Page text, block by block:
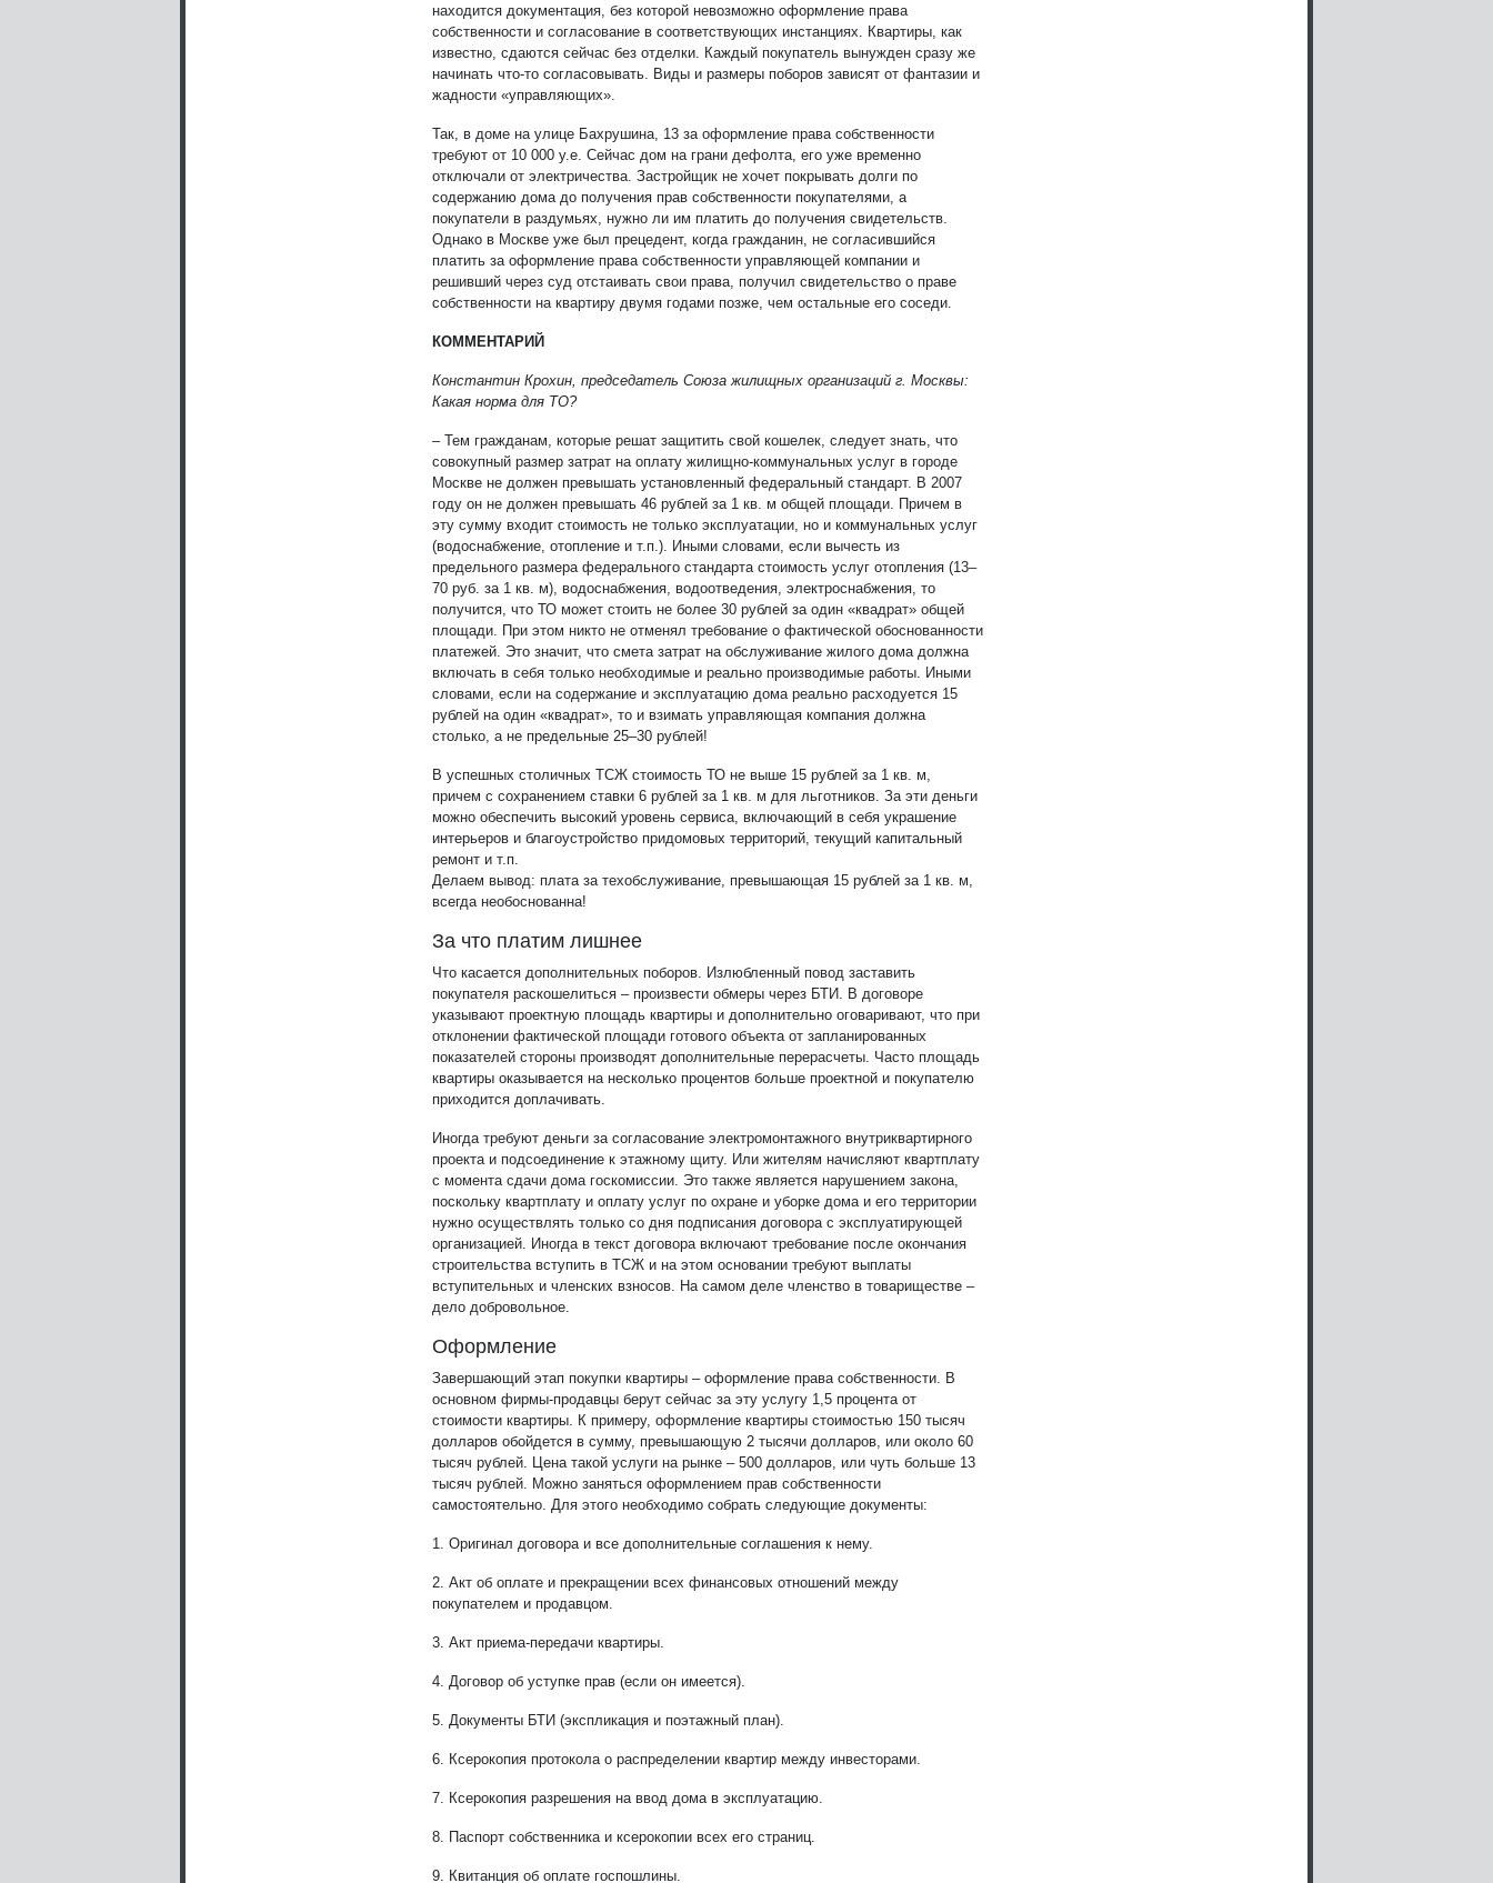
находится документация, без которой невозможно оформление права
собственности и согласование в соответствующих инстанциях. Квартиры, как
известно, сдаются сейчас без отделки. Каждый покупатель вынужден сразу же
начинать что-то согласовывать. Виды и размеры поборов зависят от фантазии и
жадности «управляющих».
Так, в доме на улице Бахрушина, 13 за оформление права собственности
требуют от 10 000 у.е. Сейчас дом на грани дефолта, его уже временно
отключали от электричества. Застройщик не хочет покрывать долги по
содержанию дома до получения прав собственности покупателями, а
покупатели в раздумьях, нужно ли им платить до получения свидетельств.
Однако в Москве уже был прецедент, когда гражданин, не согласившийся
платить за оформление права собственности управляющей компании и
решивший через суд отстаивать свои права, получил свидетельство о праве
собственности на квартиру двумя годами позже, чем остальные его соседи.
КОММЕНТАРИЙ
Константин Крохин, председатель Союза жилищных организаций г. Москвы:
Какая норма для ТО?
– Тем гражданам, которые решат защитить свой кошелек, следует знать, что
совокупный размер затрат на оплату жилищно-коммунальных услуг в городе
Москве не должен превышать установленный федеральный стандарт. В 2007
году он не должен превышать 46 рублей за 1 кв. м общей площади. Причем в
эту сумму входит стоимость не только эксплуатации, но и коммунальных услуг
(водоснабжение, отопление и т.п.). Иными словами, если вычесть из
предельного размера федерального стандарта стоимость услуг отопления (13–
70 руб. за 1 кв. м), водоснабжения, водоотведения, электроснабжения, то
получится, что ТО может стоить не более 30 рублей за один «квадрат» общей
площади. При этом никто не отменял требование о фактической обоснованности
платежей. Это значит, что смета затрат на обслуживание жилого дома должна
включать в себя только необходимые и реально производимые работы. Иными
словами, если на содержание и эксплуатацию дома реально расходуется 15
рублей на один «квадрат», то и взимать управляющая компания должна
столько, а не предельные 25–30 рублей!
В успешных столичных ТСЖ стоимость ТО не выше 15 рублей за 1 кв. м,
причем с сохранением ставки 6 рублей за 1 кв. м для льготников. За эти деньги
можно обеспечить высокий уровень сервиса, включающий в себя украшение
интерьеров и благоустройство придомовых территорий, текущий капитальный
ремонт и т.п.
Делаем вывод: плата за техобслуживание, превышающая 15 рублей за 1 кв. м,
всегда необоснованна!
За что платим лишнее
Что касается дополнительных поборов. Излюбленный повод заставить
покупателя раскошелиться – произвести обмеры через БТИ. В договоре
указывают проектную площадь квартиры и дополнительно оговаривают, что при
отклонении фактической площади готового объекта от запланированных
показателей стороны производят дополнительные перерасчеты. Часто площадь
квартиры оказывается на несколько процентов больше проектной и покупателю
приходится доплачивать.
Иногда требуют деньги за согласование электромонтажного внутриквартирного
проекта и подсоединение к этажному щиту. Или жителям начисляют квартплату
с момента сдачи дома госкомиссии. Это также является нарушением закона,
поскольку квартплату и оплату услуг по охране и уборке дома и его территории
нужно осуществлять только со дня подписания договора с эксплуатирующей
организацией. Иногда в текст договора включают требование после окончания
строительства вступить в ТСЖ и на этом основании требуют выплаты
вступительных и членских взносов. На самом деле членство в товариществе –
дело добровольное.
Оформление
Завершающий этап покупки квартиры – оформление права собственности. В
основном фирмы-продавцы берут сейчас за эту услугу 1,5 процента от
стоимости квартиры. К примеру, оформление квартиры стоимостью 150 тысяч
долларов обойдется в сумму, превышающую 2 тысячи долларов, или около 60
тысяч рублей. Цена такой услуги на рынке – 500 долларов, или чуть больше 13
тысяч рублей. Можно заняться оформлением прав собственности
самостоятельно. Для этого необходимо собрать следующие документы:
1. Оригинал договора и все дополнительные соглашения к нему.
2. Акт об оплате и прекращении всех финансовых отношений между
покупателем и продавцом.
3. Акт приема-передачи квартиры.
4. Договор об уступке прав (если он имеется).
5. Документы БТИ (экспликация и поэтажный план).
6. Ксерокопия протокола о распределении квартир между инвесторами.
7. Ксерокопия разрешения на ввод дома в эксплуатацию.
8. Паспорт собственника и ксерокопии всех его страниц.
9. Квитанция об оплате госпошлины.